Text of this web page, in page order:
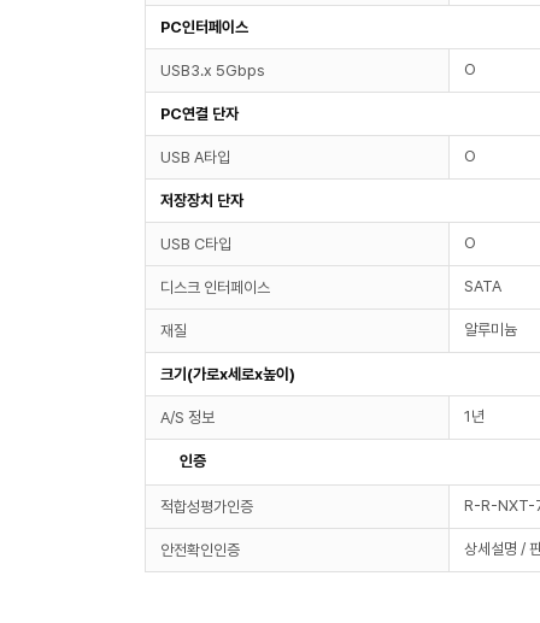
PC인터페이스
USB3.x 5Gbps O
PC연결 단자
USB A타입 O
저장장치 단자
USB C타입 O
디스크 인터페이스 SATA
재질 알루미늄
크기(가로x세로x높이)
A/S 정보 1년
인증
적합성평가인증 R-R-
안전확인인증 상세설명 /